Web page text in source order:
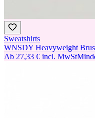
Sweatshirts
WNSDY Heavyweight
Ab 27,33 € incl. MwSt